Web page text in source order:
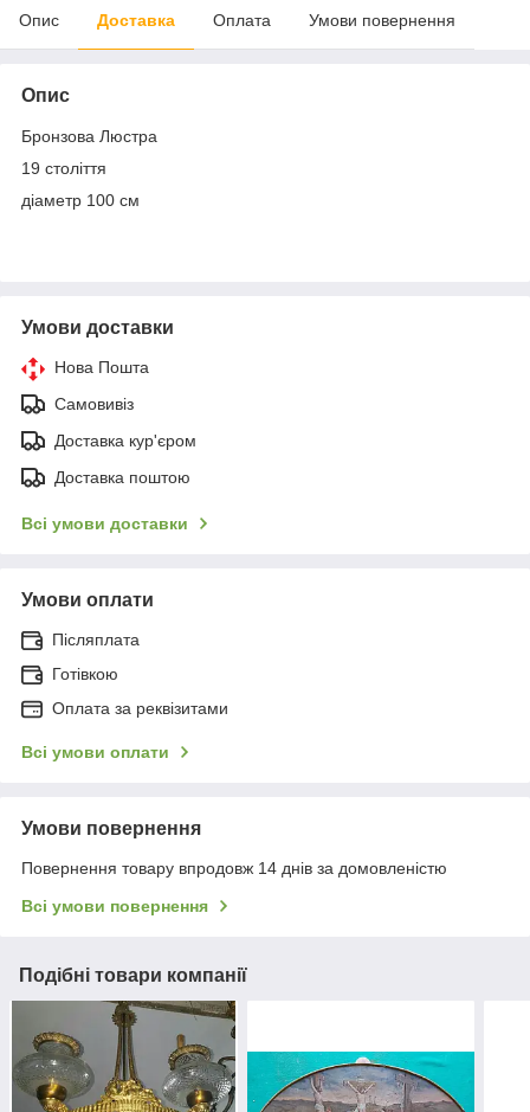
Опис Доставка Оплата Умови повернення
Опис
Бронзова Люстра
19 століття
діаметр 100 см
Умови доставки
Нова Пошта
Самовивіз
Доставка кур'єром
Доставка поштою
Всі умови доставки
Умови оплати
Післяплата
Готівкою
Оплата за реквізитами
Всі умови оплати
Умови повернення
Повернення товару впродовж 14 днів за домовленістю
Всі умови повернення
Подібні товари компанії